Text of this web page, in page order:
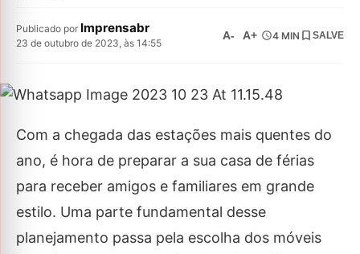
Publicado por Imprensabr
23 de outubro de 2023, às 14:55
A- A+ 4 MIN SALVE
Com a chegada das estações mais quentes do
ano, é hora de preparar a sua casa de férias
para receber amigos e familiares em grande
estilo. Uma parte fundamental desse
planejamento passa pela escolha dos móveis